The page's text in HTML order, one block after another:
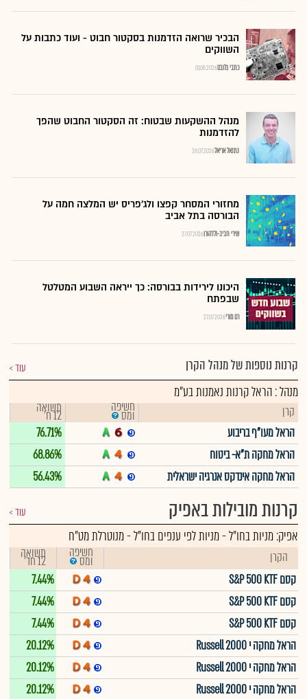
הבכיר שרואה הזדמנות בסקטור חבוט - ועוד כתבות על
השווקים
01.08.2026כתבי גלובס
מנהל ההשקעות שבטוח: זה הסקטור החבוט שהפך
להזדמנות
28.07.2026נתנאל אריאל
מחזורי המסחר קפצו ולג'פריס יש המלצה חמה על
הבורסה בתל אביב
27.07.2026שירי חביב-ולדהורן
היכונו לירידות בבורסה: כך ייראה השבוע המטלטל
שבפתח
27.07.2026רם מורי
קרנות נוספות של מנהל הקרן עוד
מנהל : הראל קרנות נאמנות בע"מ
קרן חשיפה
ומס תשואה
12 ח'
הראל מעו"ף בריבוע
76.71%
הראל מחקה ת"א- ביטוח
68.86%
הראל מחקה אינדקס אנרגיה ישראלית
56.43%
קרנות מובילות באפיק עוד
אפיק:מניות בחו"ל-מניות לפי ענפים בחו"ל - מנוטרלת מט"ח
הקרן חשיפה
ומס תשואה
12 חד'
קסם S&P 500 KTF
7.44%
קסם S&P 500 KTF
7.44%
קסם S&P 500 KTF
7.44%
הראל מחקה י Russell 2000
20.12%
הראל מחקה י Russell 2000
20.12%
הראל מחקה י Russell 2000
20.12%